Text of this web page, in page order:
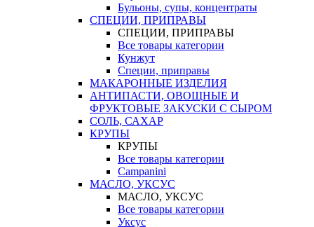
Бульоны, супы, концентраты
СПЕЦИИ, ПРИПРАВЫ
СПЕЦИИ, ПРИПРАВЫ
Все товары категории
Кунжут
Специи, приправы
МАКАРОННЫЕ ИЗДЕЛИЯ
АНТИПАСТИ, ОВОЩНЫЕ И
ФРУКТОВЫЕ ЗАКУСКИ С СЫРОМ
СОЛЬ, САХАР
КРУПЫ
КРУПЫ
Все товары категории
Campanini
МАСЛО, УКСУС
МАСЛО, УКСУС
Все товары категории
Уксус